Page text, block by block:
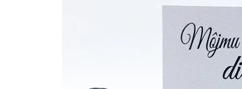
produktu
hviezdičiek.